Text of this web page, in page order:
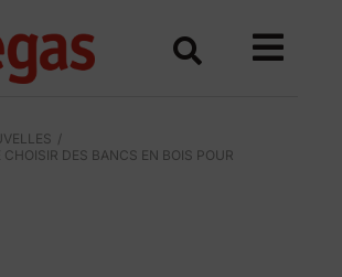
CHOISIR DES BANCS EN BOIS POUR